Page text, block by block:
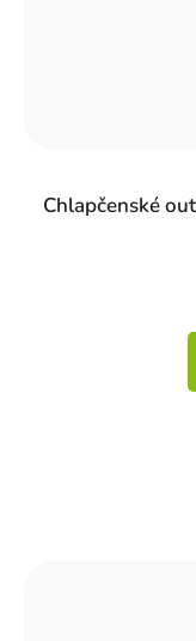
Chlapčenské